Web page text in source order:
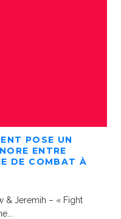
POSE UN
ENTRE
DE COMBAT À
& Jeremih – « Fight